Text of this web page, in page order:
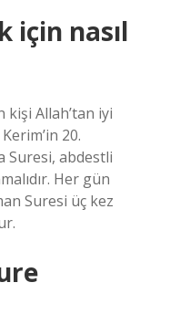
için nasıl
Allah’tan iyi
20.
Suresi, abdestli
Her gün
Suresi üç kez